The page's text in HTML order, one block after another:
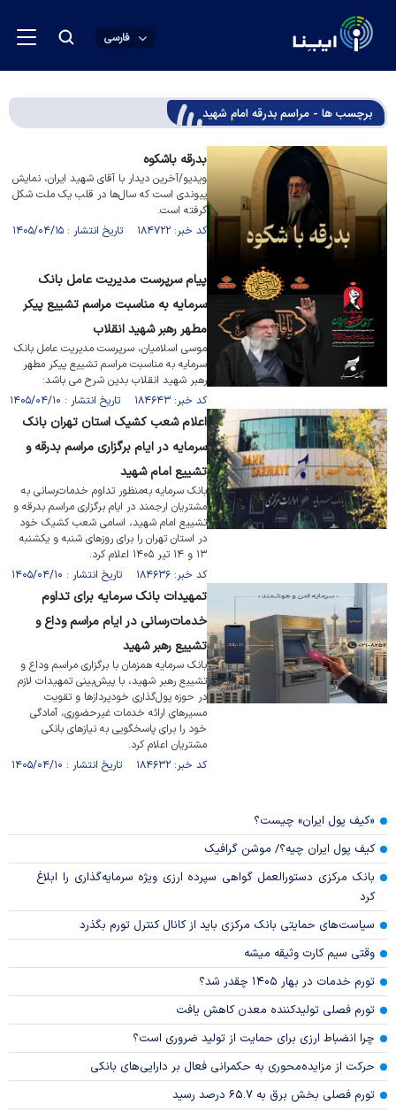
فارسی
برچسب ها - مراسم بدرقه امام شهید
بدرقه باشکوه
ویدیو/آخرین دیدار با آقای شهید ایران، نمایش
پیوندی است که سال‌ها در قلب یک ملت شکل
گرفته است.
کد خبر: ۱۸۴۷۲۲ تاریخ انتشار : ۱۴۰۵/۰۴/۱۵
پیام سرپرست مدیریت عامل بانک
سرمایه به مناسبت مراسم تشییع پیکر
مطهر رهبر شهید انقلاب
موسی اسلامیان، سرپرست مدیریت عامل بانک
سرمایه به مناسبت مراسم تشییع پیکر مطهر
رهبر شهید انقلاب بدین شرح می باشد:
کد خبر: ۱۸۴۶۴۳ تاریخ انتشار : ۱۴۰۵/۰۴/۱۰
اعلام شعب کشیک استان تهران بانک
سرمایه در ایام برگزاری مراسم بدرقه و
تشییع امام شهید
بانک سرمایه به‌منظور تداوم خدمات‌رسانی به
مشتریان ارجمند در ایام برگزاری مراسم بدرقه و
تشییع امام شهید، اسامی شعب کشیک خود
در استان تهران را برای روز‌های شنبه و یکشنبه
۱۳ و ۱۴ تیر ۱۴۰۵ اعلام کرد.
کد خبر: ۱۸۴۶۳۶ تاریخ انتشار : ۱۴۰۵/۰۴/۱۰
تمهیدات بانک سرمایه برای تداوم
خدمات‌رسانی در ایام مراسم وداع و
تشییع رهبر شهید
بانک سرمایه همزمان با برگزاری مراسم وداع و
تشییع رهبر شهید، با پیش‌بینی تمهیدات لازم
در حوزه پول‌گذاری خودپرداز‌ها و تقویت
مسیر‌های ارائه خدمات غیرحضوری، آمادگی
خود را برای پاسخگویی به نیاز‌های بانکی
مشتریان اعلام کرد.
کد خبر: ۱۸۴۶۳۲ تاریخ انتشار : ۱۴۰۵/۰۴/۱۰
«کیف پول ایران» چیست؟
کیف پول ایران چیه؟/ موشن گرافیک
بانک مرکزی دستورالعمل گواهی سپرده ارزی ویژه سرمایه‌گذاری را ابلاغ
کرد
سیاست‌های حمایتی بانک مرکزی باید از کانال کنترل تورم بگذرد
وقتی سیم کارت وثیقه میشه
تورم خدمات در بهار ۱۴۰۵ چقدر شد؟
تورم فصلی تولیدکننده معدن کاهش یافت
چرا انضباط ارزی برای حمایت از تولید ضروری است؟
حرکت از مزایده‌محوری به حکمرانی فعال بر دارایی‌های بانکی
تورم فصلی بخش برق به ۶۵.۷ درصد رسید